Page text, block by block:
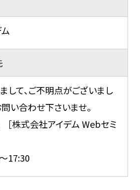
して、ご不明点がございまし
い合わせ下さいませ。
株式会社アイデム Webセミ
17:30